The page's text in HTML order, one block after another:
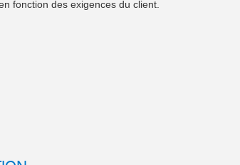
fonction des exigences du client.